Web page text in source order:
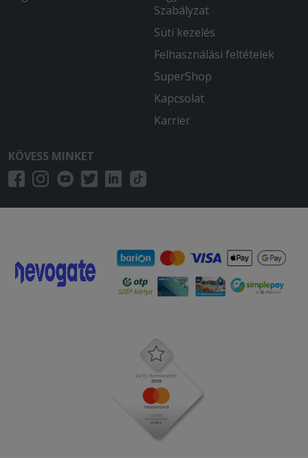
Szabályzat
Süti kezelés
Felhasználási feltételek
SuperShop
Kapcsolat
Karrier
KÖVESS MINKET